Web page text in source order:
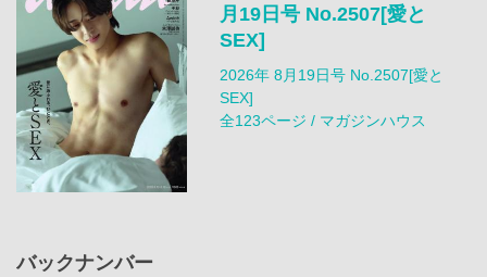
月19日号 No.2507[愛と
SEX]
2026年 8月19日号 No.2507[愛と
SEX]
全123ページ / マガジンハウス
バックナンバー